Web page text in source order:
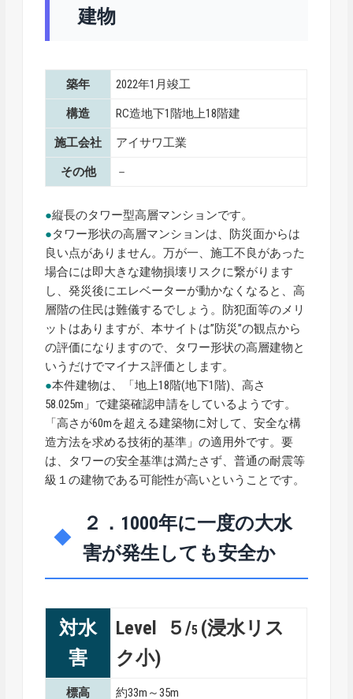
建物
築年 2022年1月竣工
構造 RC造地下1階地上18階建
施工会社 アイサワ工業
その他 －
●縦長のタワー型高層マンションです。
●タワー形状の高層マンションは、防災面からは
良い点がありません。万が一、施工不良があった
場合には即大きな建物損壊リスクに繋がります
し、発災後にエレベーターが動かなくなると、高
層階の住民は難儀するでしょう。防犯面等のメリ
ットはありますが、本サイトは”防災”の観点から
の評価になりますので、タワー形状の高層建物と
いうだけでマイナス評価とします。
●本件建物は、「地上18階(地下1階)、高さ
58.025m」で建築確認申請をしているようです。
「高さが60mを超える建築物に対して、安全な構
造方法を求める技術的基準」の適用外です。要
は、タワーの安全基準は満たさず、普通の耐震等
級１の建物である可能性が高いということです。
２．1000年に一度の大水
害が発生しても安全か
対水
害
Level ５/5 (浸水リス
ク小)
標高 約33m～35m